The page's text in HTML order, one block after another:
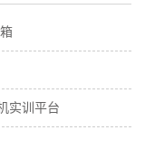
实训平台